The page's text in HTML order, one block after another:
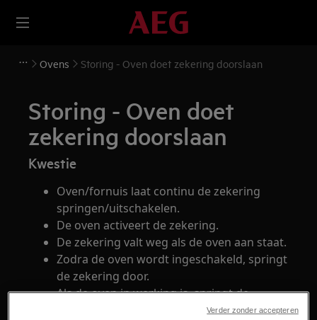
Ovens Storing - Oven doet zekering doorslaan
Storing - Oven doet
zekering doorslaan
Kwestie
Oven/fornuis laat continu de zekering
springen/uitschakelen.
De oven activeert de zekering.
De zekering valt weg als de oven aan staat.
Zodra de oven wordt ingeschakeld, springt
de zekering door.
Als de oven in werking is, springt de
Verder zonder accepteren